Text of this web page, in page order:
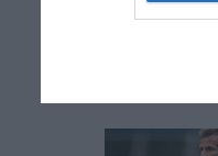
Conceicao